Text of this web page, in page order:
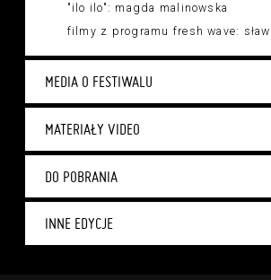
"ilo ilo": magda malinowska
filmy z programu fresh wave:
MEDIA O FESTIWALU
MATERIAŁY VIDEO
DO POBRANIA
INNE EDYCJE